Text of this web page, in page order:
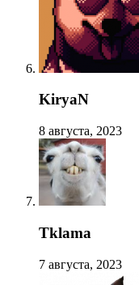
KiryaN
8 августа, 2023
Tklama
7 августа, 2023